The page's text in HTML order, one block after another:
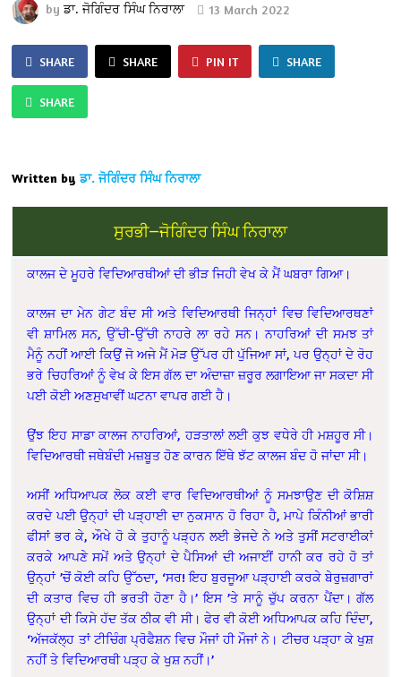
byਡਾ. ਜੋਗਿੰਦਰ ਸਿੰਘ ਨਿਰਾਲਾ 13 March 2022
SHARE SHARE PIN IT SHARE
SHARE
Written by ਡਾ. ਜੋਗਿੰਦਰ ਸਿੰਘ ਨਿਰਾਲਾ
ਸੁਰਭੀ—ਜੋਗਿੰਦਰ ਸਿੰਘ ਨਿਰਾਲਾ
ਕਾਲਜ ਦੇ ਮੂਹਰੇ ਵਿਦਿਆਰਥੀਆਂ ਦੀ ਭੀੜ ਜਿਹੀ ਵੇਖ ਕੇ ਮੈਂ ਘਬਰਾ ਗਿਆ।
ਕਾਲਜ ਦਾ ਮੇਨ ਗੇਟ ਬੰਦ ਸੀ ਅਤੇ ਵਿਦਿਆਰਥੀ ਜਿਨ੍ਹਾਂ ਵਿਚ ਵਿਦਿਆਰਥਣਾਂ
ਵੀ ਸ਼ਾਮਿਲ ਸਨ, ਉੱਚੀ-ਉੱਚੀ ਨਾਹਰੇ ਲਾ ਰਹੇ ਸਨ। ਨਾਹਰਿਆਂ ਦੀ ਸਮਝ ਤਾਂ
ਮੈਨੂੰ ਨਹੀਂ ਆਈ ਕਿਉਂ ਜੋ ਅਜੇ ਮੈਂ ਮੋੜ ਉੱਪਰ ਹੀ ਪੁੱਜਿਆ ਸਾਂ, ਪਰ ਉਨ੍ਹਾਂ ਦੇ ਰੋਹ
ਭਰੇ ਚਿਹਰਿਆਂ ਨੂੰ ਵੇਖ ਕੇ ਇਸ ਗੱਲ ਦਾ ਅੰਦਾਜ਼ਾ ਜ਼ਰੂਰ ਲਗਾਇਆ ਜਾ ਸਕਦਾ ਸੀ
ਪਈ ਕੋਈ ਅਣਸੁਖਾਵੀਂ ਘਟਨਾ ਵਾਪਰ ਗਈ ਹੈ।
ਉਂਝ ਇਹ ਸਾਡਾ ਕਾਲਜ ਨਾਹਰਿਆਂ, ਹੜਤਾਲਾਂ ਲਈ ਕੁਝ ਵਧੇਰੇ ਹੀ ਮਸ਼ਹੂਰ ਸੀ।
ਵਿਦਿਆਰਥੀ ਜਥੇਬੰਦੀ ਮਜ਼ਬੂਤ ਹੋਣ ਕਾਰਨ ਇੱਥੇ ਝੱਟ ਕਾਲਜ ਬੰਦ ਹੋ ਜਾਂਦਾ ਸੀ।
ਅਸੀਂ ਅਧਿਆਪਕ ਲੋਕ ਕਈ ਵਾਰ ਵਿਦਿਆਰਥੀਆਂ ਨੂੰ ਸਮਝਾਉਣ ਦੀ ਕੋਸ਼ਿਸ਼
ਕਰਦੇ ਪਈ ਉਨ੍ਹਾਂ ਦੀ ਪੜ੍ਹਾਈ ਦਾ ਨੁਕਸਾਨ ਹੋ ਰਿਹਾ ਹੈ, ਮਾਪੇ ਕਿੰਨੀਆਂ ਭਾਰੀ
ਫੀਸਾਂ ਭਰ ਕੇ, ਔਖੇ ਹੋ ਕੇ ਤੁਹਾਨੂੰ ਪੜ੍ਹਨ ਲਈ ਭੇਜਦੇ ਨੇ ਅਤੇ ਤੁਸੀਂ ਸਟਰਾਈਕਾਂ
ਕਰਕੇ ਆਪਣੇ ਸਮੇਂ ਅਤੇ ਉਨ੍ਹਾਂ ਦੇ ਪੈਸਿਆਂ ਦੀ ਅਜਾਈਂ ਹਾਨੀ ਕਰ ਰਹੇ ਹੋ ਤਾਂ
ਉਨ੍ਹਾਂ ’ਚੋਂ ਕੋਈ ਕਹਿ ਉੱਠਦਾ, ‘ਸਰ! ਇਹ ਬੁਰਜੂਆ ਪੜ੍ਹਾਈ ਕਰਕੇ ਬੇਰੁਜ਼ਗਾਰਾਂ
ਦੀ ਕਤਾਰ ਵਿਚ ਹੀ ਭਰਤੀ ਹੋਣਾ ਹੈ।’ ਇਸ ’ਤੇ ਸਾਨੂੰ ਚੁੱਪ ਕਰਨਾ ਪੈਂਦਾ। ਗੱਲ
ਉਨ੍ਹਾਂ ਦੀ ਕਿਸੇ ਹੱਦ ਤੱਕ ਠੀਕ ਵੀ ਸੀ। ਫੇਰ ਵੀ ਕੋਈ ਅਧਿਆਪਕ ਕਹਿ ਦਿੰਦਾ,
‘ਅੱਜਕੱਲ੍ਹ ਤਾਂ ਟੀਚਿੰਗ ਪ੍ਰੋਫੈਸ਼ਨ ਵਿਚ ਮੌਜਾਂ ਹੀ ਮੌਜਾਂ ਨੇ। ਟੀਚਰ ਪੜ੍ਹਾ ਕੇ ਖੁਸ਼
ਨਹੀਂ ਤੇ ਵਿਦਿਆਰਥੀ ਪੜ੍ਹ ਕੇ ਖੁਸ਼ ਨਹੀਂ।’